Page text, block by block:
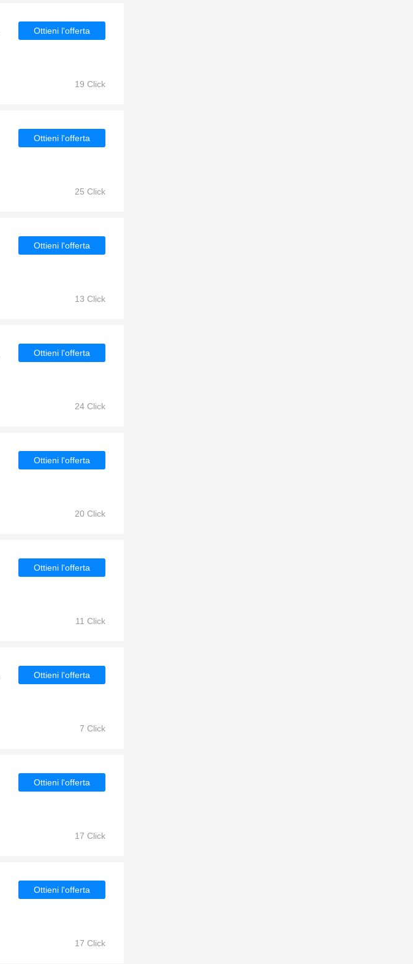
Ottieni l'offerta
19 Click
Ottieni l'offerta
25 Click
Ottieni l'offerta
13 Click
Ottieni l'offerta
24 Click
Ottieni l'offerta
20 Click
Ottieni l'offerta
11 Click
Ottieni l'offerta
7 Click
Ottieni l'offerta
17 Click
Ottieni l'offerta
17 Click